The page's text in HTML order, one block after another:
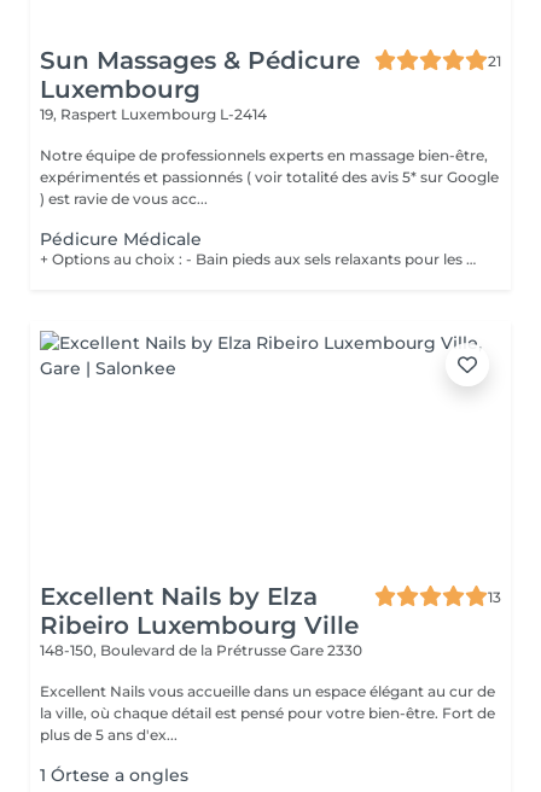
Sun Massages & Pédicure
Luxembourg
21
19, Raspert Luxembourg L-2414
Notre équipe de professionnels experts en massage bien-être,
expérimentés et passionnés ( voir totalité des avis 5* sur Google
) est ravie de vous acc...
Pédicure Médicale
+ Options au choix : - Bain pieds aux sels relaxants pour les pieds fatigués et préparer les pieds au soin 20€ - Gommage pieds pour des pieds doux et hydratés 20€ - Massage des pieds 55 minutes 90€ Les soins de pédicurie médicale sont non seulement destinés à traiter les problèmes de pieds de manière curative mais également de manière préventive, en contribuant à votre confort lors de la marche ou de vos éventuelles activités sportives. Un soin régulier peut vous éviter des problèmes et des douleurs aux pieds dus à l'apparition de crevasses, durillons, cors, ... Vous devez néanmoins consulter sans attendre lorsque : Vous ressentez une gêne lors de la marche (n'attendez pas de ressentir de la douleur !) ; Vous constatez l'apparition de mycose, cor, callosité, il de perdrix ou ongle incarné, ...
Excellent Nails by Elza
Ribeiro Luxembourg Ville
13
148-150, Boulevard de la Prétrusse Gare 2330
Excellent Nails vous accueille dans un espace élégant au cur de
la ville, où chaque détail est pensé pour votre bien-être. Fort de
plus de 5 ans d'ex...
1 Órtese a ongles